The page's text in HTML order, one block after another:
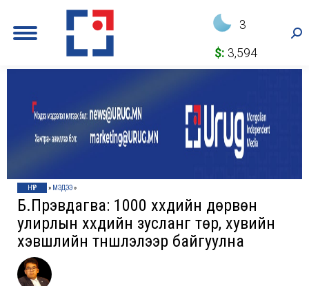
3
$: 3,594
НҮҮР » МЭДЭЭ»
Б.Пүрэвдагва: 1000 хүүхдийн дөрвөн
улирлын хүүхдийн зусланг төр, хувийн
хэвшлийн түншлэлээр байгуулна